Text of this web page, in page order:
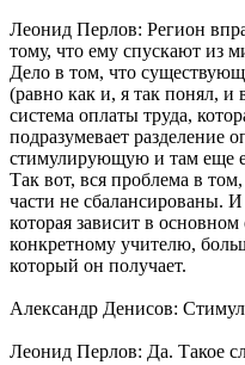
Леонид Перлов: Регион
тому, что ему спускают из
Дело в том, что
(равно как и, я так понял, и
система оплаты труда,
подразумевает разделение
стимулирующую и там еще
Так вот, вся проблема в
части не сбалансированы.
которая зависит в
конкретному учителю,
который он получает.
Александр Денисов:
Леонид Перлов: Да. Такое